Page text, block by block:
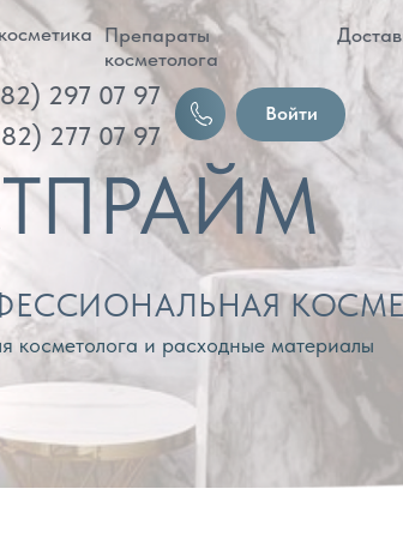
и расходные материалы
97
КОСМЕТИКА
Препараты
Контакты
Доставка
97
Войти